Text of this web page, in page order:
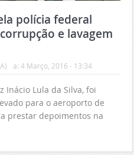
polícia federal
e lavagem
a: 4 Março, 2016 - 13:34
Inácio Lula da Silva, foi
para o aeroporto de
prestar depoimentos na